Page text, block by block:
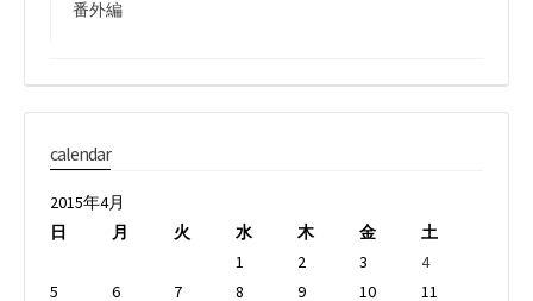
番外編
calendar
2015年4月
日
月 火 水 木 金
土
1
2 3
4
5
6 7 8 9 10
11